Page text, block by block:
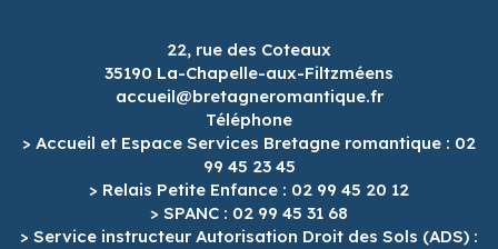
22, rue des Coteaux
35190 La-Chapelle-aux-Filtzméens
accueil@bretagneromantique.fr
Téléphone
> Accueil et Espace Services Bretagne romantique : 02
99 45 23 45
> Relais Petite Enfance : 02 99 45 20 12
> SPANC : 02 99 45 31 68
> Service instructeur Autorisation Droit des Sols (ADS) :